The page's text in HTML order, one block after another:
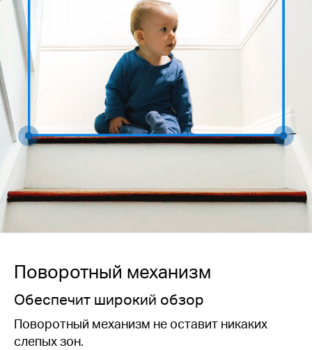
Поворотный механизм
Обеспечит широкий обзор
Поворотный механизм не оставит никаких
слепых зон.